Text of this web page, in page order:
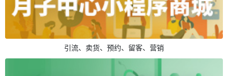
引流、卖货、预约、留客、营销